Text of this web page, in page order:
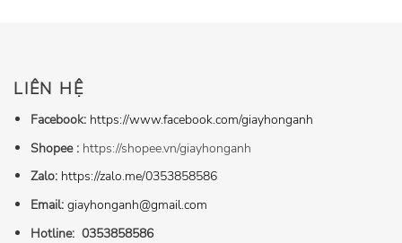
LIÊN HỆ
Facebook: https://www.facebook.com/giayhonganh
Shopee : https://shopee.vn/giayhonganh
Zalo: https://zalo.me/0353858586
Email: giayhonganh@gmail.com
Hotline: 0353858586